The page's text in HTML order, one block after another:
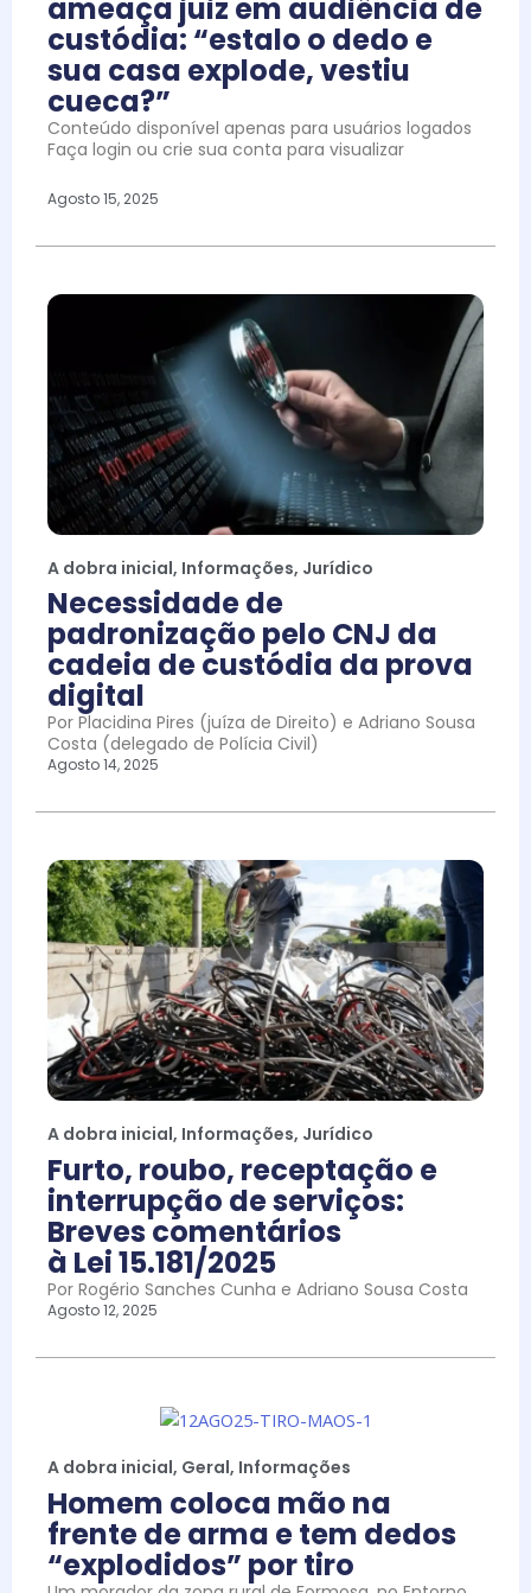
ameaça juiz em audiência de
custódia: “estalo o dedo e
sua casa explode, vestiu
cueca?”
Conteúdo disponível apenas para usuários logados
Faça login ou crie sua conta para visualizar
Agosto 15, 2025
A dobra inicial, Informações, Jurídico
Necessidade de
padronização pelo CNJ da
cadeia de custódia da prova
digital
Por Placidina Pires (juíza de Direito) e Adriano Sousa
Costa (delegado de Polícia Civil)
Agosto 14, 2025
A dobra inicial, Informações, Jurídico
Furto, roubo, receptação e
interrupção de serviços:
Breves comentários
à Lei 15.181/2025
Por Rogério Sanches Cunha e Adriano Sousa Costa
Agosto 12, 2025
A dobra inicial, Geral, Informações
Homem coloca mão na
frente de arma e tem dedos
“explodidos” por tiro